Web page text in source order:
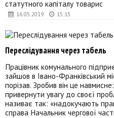
16.05.2019 15:15
статутного капіталу товарис
Переслідування через табель
Працівник комунального
зайшов в Івано-Франківський
порізав. Зробив він це
привернути увагу до своєї
називає так: «надокучають
справа Начальник чергової